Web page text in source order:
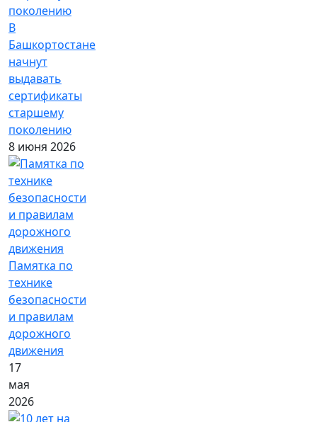
В
Башкортостане
начнут
выдавать
сертификаты
старшему
поколению
8 июня 2026
Памятка по
технике
безопасности
и правилам
дорожного
движения
17
мая
2026